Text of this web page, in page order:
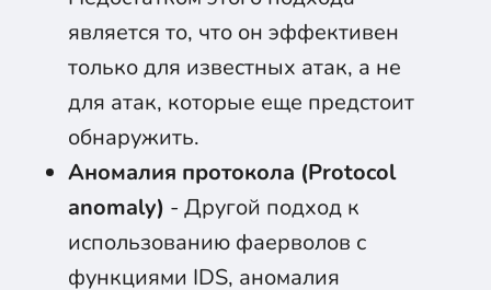
является то, что он эффективен
только для известных атак, а не
для атак, которые еще предстоит
обнаружить.
Аномалия протокола (Protocol
anomaly) - Другой подход к
использованию фаерволов с
функциями IDS, аномалия